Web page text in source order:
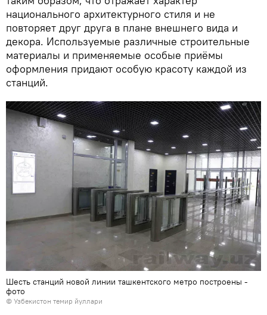
национального архитектурного стиля и не
повторяет друг друга в плане внешнего вида и
декора. Используемые различные строительные
материалы и применяемые особые приёмы
оформления придают особую красоту каждой из
станций.
Шесть станций новой линии ташкентского метро построены -
фото
© Узбекистон темир йуллари